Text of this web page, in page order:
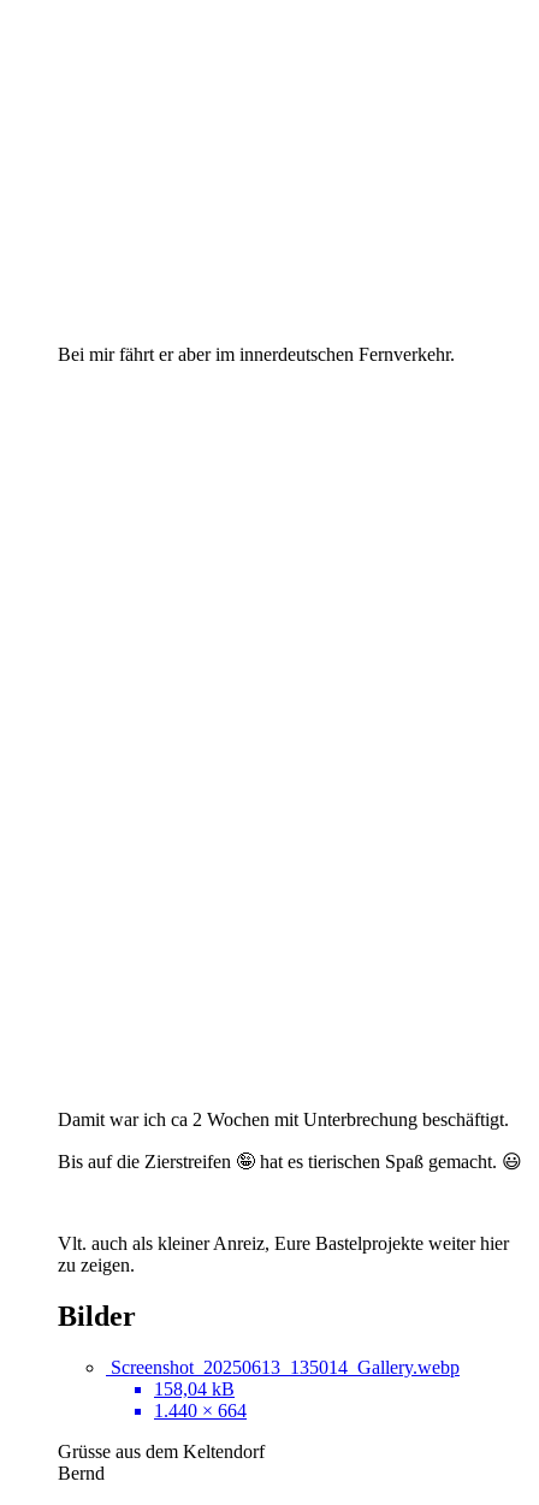
Bei mir fährt er aber im innerdeutschen Fernverkehr.
Damit war ich ca 2 Wochen mit Unterbrechung beschäftigt.
Bis auf die Zierstreifen 🤪 hat es tierischen Spaß gemacht. 😃
Vlt. auch als kleiner Anreiz, Eure Bastelprojekte weiter hier
zu zeigen.
Bilder
Screenshot_20250613_135014_Gallery.webp
158,04 kB
1.440 × 664
Grüsse aus dem Keltendorf
Bernd